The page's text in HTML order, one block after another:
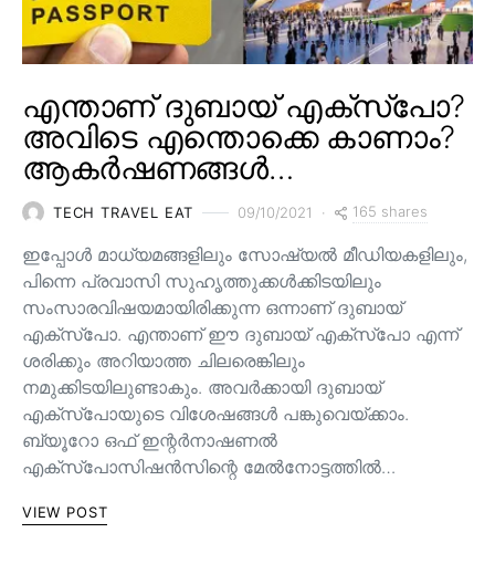
എന്താണ് ദുബായ് എക്സ്പോ?
അവിടെ എന്തൊക്കെ കാണാം?
ആകർഷണങ്ങൾ…
TECH TRAVEL EAT 09/10/2021 165 shares
ഇപ്പോൾ മാധ്യമങ്ങളിലും സോഷ്യൽ മീഡിയകളിലും,
പിന്നെ പ്രവാസി സുഹൃത്തുക്കൾക്കിടയിലും
സംസാരവിഷയമായിരിക്കുന്ന ഒന്നാണ് ദുബായ്
എക്സ്പോ. എന്താണ് ഈ ദുബായ് എക്സ്പോ എന്ന്
ശരിക്കും അറിയാത്ത ചിലരെങ്കിലും
നമുക്കിടയിലുണ്ടാകും. അവർക്കായി ദുബായ്
എക്സ്പോയുടെ വിശേഷങ്ങൾ പങ്കുവെയ്ക്കാം.
ബ്യൂറോ ഒഫ് ഇന്റർനാഷണൽ
എക്സ്പോസിഷൻസിന്റെ മേൽനോട്ടത്തിൽ…
VIEW POST